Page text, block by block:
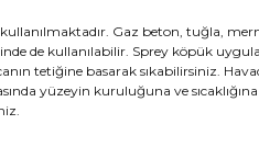
Gaz beton, tuğla,
de kullanılabilir. Sprey köpük
tetiğine basarak sıkabilirsiniz.
yüzeyin kuruluğuna ve